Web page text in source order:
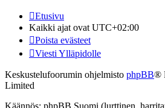
Etusivu
Kaikki ajat ovat UTC+02:00
Poista evästeet
Viesti Ylläpidolle
Keskustelufoorumin ohjelmisto phpBB®
Limited